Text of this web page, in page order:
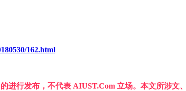
162.html
进行发布，不代表 AIUST.Com 立场。本文所涉